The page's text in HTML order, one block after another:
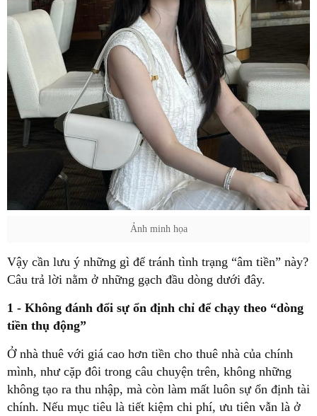
Ảnh minh họa
Vậy cần lưu ý những gì để tránh tình trạng “âm tiền” này?
Câu trả lời nằm ở những gạch đầu dòng dưới đây.
1 - Không đánh đổi sự ổn định chỉ để chạy theo “dòng
tiền thụ động”
Ở nhà thuê với giá cao hơn tiền cho thuê nhà của chính
mình, như cặp đôi trong câu chuyện trên, không những
không tạo ra thu nhập, mà còn làm mất luôn sự ổn định tài
chính. Nếu mục tiêu là tiết kiệm chi phí, ưu tiên vẫn là ở